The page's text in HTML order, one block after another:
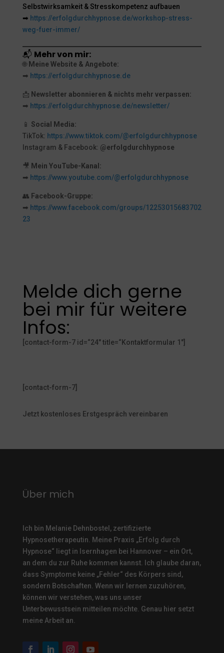
Selbstwirksamkeit & Stresskompetenz aufbauen
➡ https://erfolgdurchhypnose.de/workshop-stress-
weg-fuer-immer/
📬 Mehr von mir:
🌐 Meine Website & Angebote:
➡ https://erfolgdurchhypnose.de
📩 Newsletter abonnieren & nichts mehr verpassen:
➡ https://erfolgdurchhypnose.de/newsletter/
📱 Social Media:
TikTok: https://www.tiktok.com/@erfolgdurchhypnose
Instagram & Facebook: @erfolgdurchhypnose
🎥 Mein YouTube-Kanal:
➡ https://www.youtube.com/@erfolgdurchhypnose
👥 Facebook-Gruppe:
➡ https://www.facebook.com/groups/12253015683702
23
Melde dich gerne
bei mir für weitere
Infos:
[contact-form-7 id=“24″ title=“Kontaktformular 1″]
[contact-form-7]
Jetzt kostenloses Erstgespräch vereinbaren
Über mich
Ich bin Melanie Dehnbostel, zertifizierte
Hypnosetherapeutin.
Meine Praxis „Erfolg durch
Hypnose“ liegt in Isernhagen bei Hannover – ein Ort,
an dem du zur Ruhe kommen kannst. Ich glaube daran,
dass Symptome keine „Fehler“ des Körpers sind,
sondern Botschaften. Wenn wir lernen zuzuhören,
können wir verstehen, was uns unser
Unterbewusstsein mitteilen möchte. Genau hier setzt
meine Arbeit an.